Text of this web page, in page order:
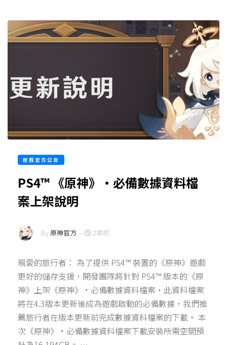
遊戲官方公告
PS4™ 《原神》·必備數據資料檔
案上架說明
By原神官方 - 2年前
親愛的旅行者： 為了提供 PS4™ 裝置的《原神》遊戲
更好的儲存支援，開發團隊將針對 PS4™ 版本的《原
神》上架《原神》·必備數據資料檔案，此資料檔案
將在4.3版本更新後成為遊戲啟動的必備數據，我們推
薦旅行者在版本更新前完成數據資料檔案的下載。 本
次《原神》·必備數據資料檔案下載安裝所需空間預